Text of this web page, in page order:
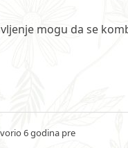
mogu da se
6 godina pre